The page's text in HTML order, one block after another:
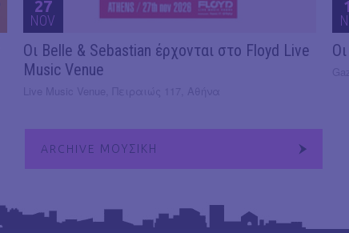
27
NOV
Οι Belle & Sebastian έρχονται στο Floyd Live
Music Venue
ARCHIVE ΜΟΥΣΙΚΗ